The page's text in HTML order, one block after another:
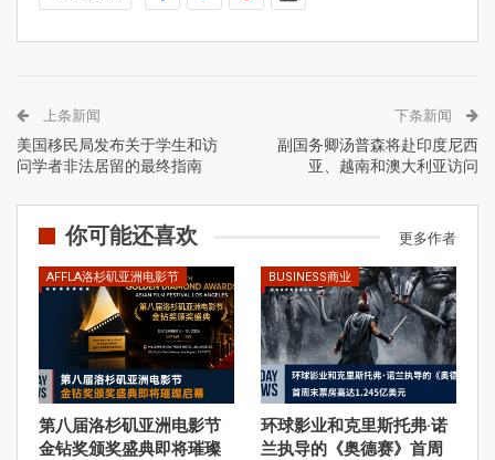
上条新闻
美国移民局发布关于学生和访
问学者非法居留的最终指南
下条新闻
副国务卿汤普森将赴印度尼西
亚、越南和澳大利亚访问
你可能还喜欢 更多作者
AFFLA洛杉矶亚洲电影节
第八届洛杉矶亚洲电影节
金钻奖颁奖盛典即将璀璨
BUSINESS商业
环球影业和克里斯托弗·诺
兰执导的《奥德赛》首周